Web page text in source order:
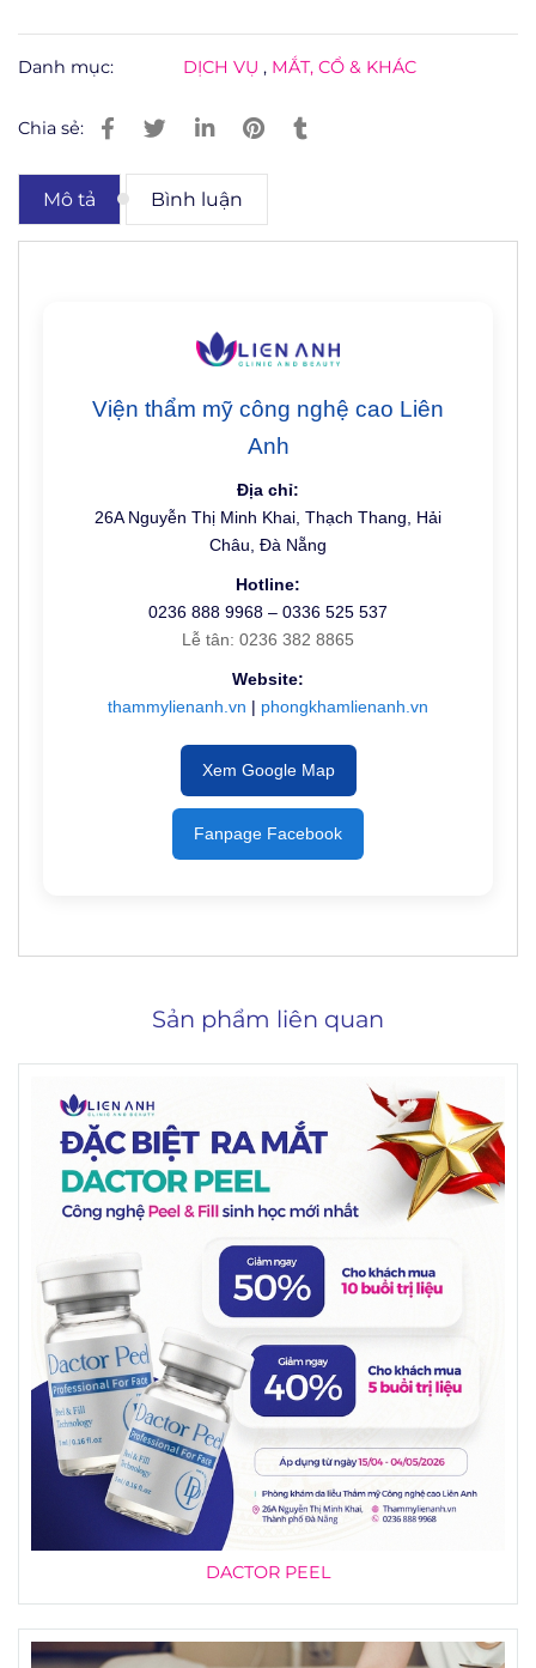
Danh mục: DỊCH VỤ , MẮT, CỔ & KHÁC
Chia sẻ:
Mô tả Bình luận
Viện thẩm mỹ công nghệ cao Liên
Anh
Địa chỉ:
26A Nguyễn Thị Minh Khai, Thạch Thang, Hải
Châu, Đà Nẵng
Hotline:
0236 888 9968 – 0336 525 537
Lễ tân: 0236 382 8865
Website:
thammylienanh.vn | phongkhamlienanh.vn
Xem Google Map
Fanpage Facebook
Sản phẩm liên quan
DACTOR PEEL